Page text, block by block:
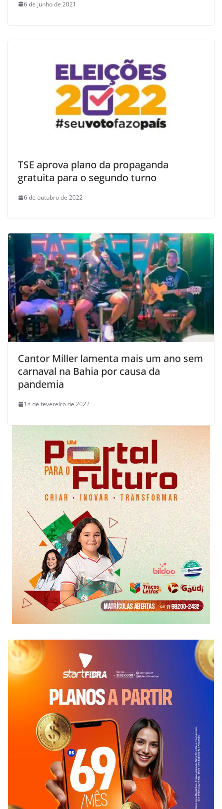
6 de junho de 2021
TSE aprova plano da propaganda
gratuita para o segundo turno
6 de outubro de 2022
Cantor Miller lamenta mais um ano sem
carnaval na Bahia por causa da
pandemia
18 de fevereiro de 2022